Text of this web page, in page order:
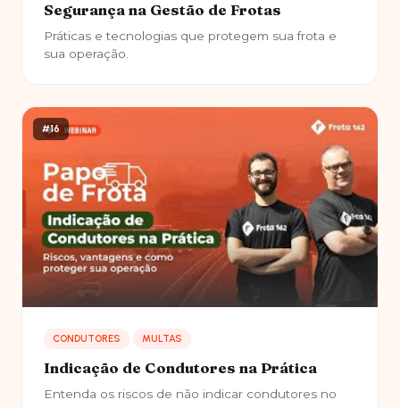
Segurança na Gestão de Frotas
Práticas e tecnologias que protegem sua frota e
sua operação.
#16
CONDUTORES MULTAS
Indicação de Condutores na Prática
Entenda os riscos de não indicar condutores no